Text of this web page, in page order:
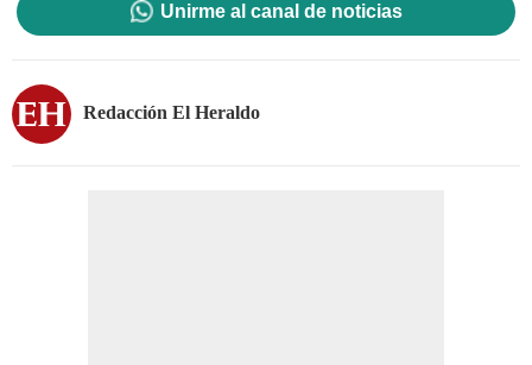
Unirme al canal de noticias
Redacción El Heraldo